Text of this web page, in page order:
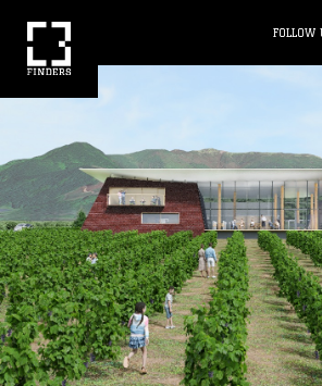
FOLLOW